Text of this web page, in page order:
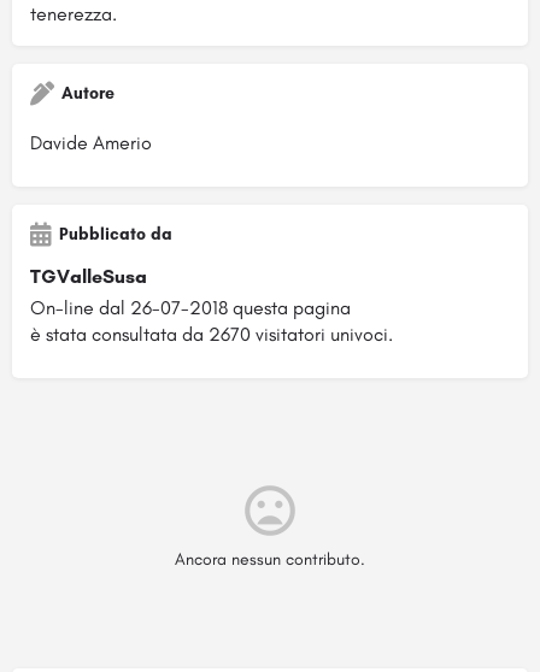
tenerezza.
Autore
Davide Amerio
Pubblicato da
TGValleSusa
On-line dal 26-07-2018 questa pagina
è stata consultata da 2670 visitatori univoci.
Ancora nessun contributo.